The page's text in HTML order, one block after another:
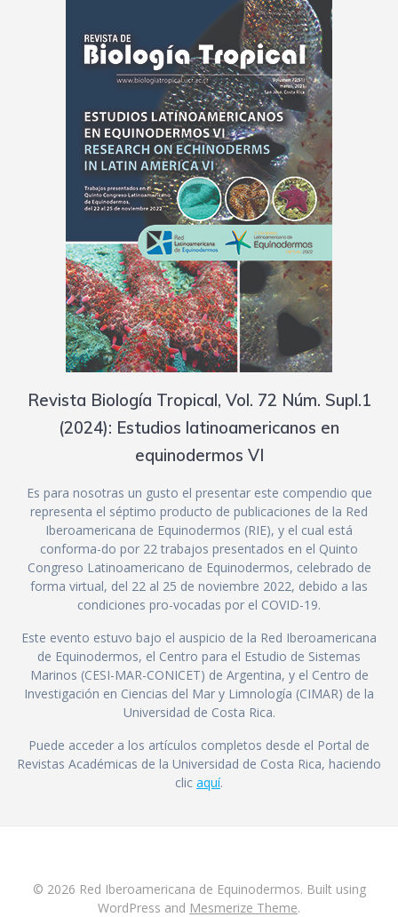
Revista Biología Tropical, Vol. 72 Núm. Supl.1
(2024): Estudios latinoamericanos en
equinodermos VI
Es para nosotras un gusto el presentar este compendio que
representa el séptimo producto de publicaciones de la Red
Iberoamericana de Equinodermos (RIE), y el cual está
conforma-do por 22 trabajos presentados en el Quinto
Congreso Latinoamericano de Equinodermos, celebrado de
forma virtual, del 22 al 25 de noviembre 2022, debido a las
condiciones pro-vocadas por el COVID-19.
Este evento estuvo bajo el auspicio de la Red Iberoamericana
de Equinodermos, el Centro para el Estudio de Sistemas
Marinos (CESI-MAR-CONICET) de Argentina, y el Centro de
Investigación en Ciencias del Mar y Limnología (CIMAR) de la
Universidad de Costa Rica.
Puede acceder a los artículos completos desde el Portal de
Revistas Académicas de la Universidad de Costa Rica, haciendo
clic aquí.
© 2026 Red Iberoamericana de Equinodermos. Built using
WordPress and Mesmerize Theme.